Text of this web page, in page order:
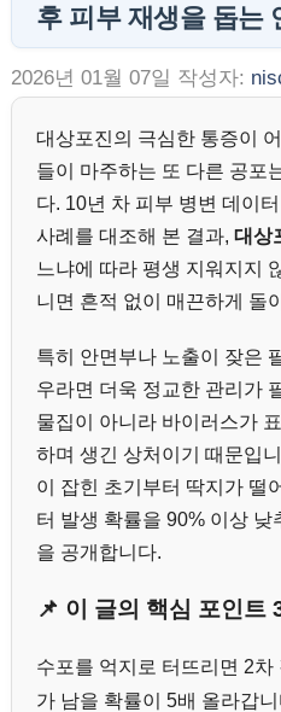
후 피부 재생을 돕는
2026년 01월 07일 작성자:
대상포진의 극심한 통증이
들이 마주하는 또 다른 공포
다. 10년 차 피부 병변 데이
사례를 대조해 본 결과, 대상
느냐에 따라 평생 지워지지
니면 흔적 없이 매끈하게 돌
특히 안면부나 노출이 잦은
우라면 더욱 정교한 관리가
물집이 아니라 바이러스가
하며 생긴 상처이기 때문입
이 잡힌 초기부터 딱지가 떨
터 발생 확률을 90% 이상 낮
을 공개합니다.
📌 이 글의 핵심 포인트
수포를 억지로 터뜨리면 2차
가 남을 확률이 5배 올라갑니